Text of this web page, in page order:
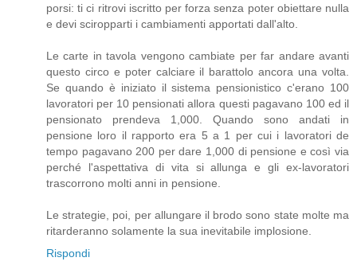
porsi: ti ci ritrovi iscritto per forza senza poter obiettare nulla
e devi sciropparti i cambiamenti apportati dall'alto.
Le carte in tavola vengono cambiate per far andare avanti
questo circo e poter calciare il barattolo ancora una volta.
Se quando è iniziato il sistema pensionistico c'erano 100
lavoratori per 10 pensionati allora questi pagavano 100 ed il
pensionato prendeva 1,000. Quando sono andati in
pensione loro il rapporto era 5 a 1 per cui i lavoratori de
tempo pagavano 200 per dare 1,000 di pensione e così via
perché l'aspettativa di vita si allunga e gli ex-lavoratori
trascorrono molti anni in pensione.
Le strategie, poi, per allungare il brodo sono state molte ma
ritarderanno solamente la sua inevitabile implosione.
Rispondi